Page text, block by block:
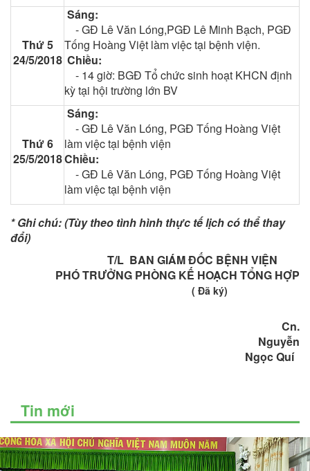
Thứ 5
24/5/2018
Sáng:
-GĐ Lê Văn Lóng,PGĐ Lê Minh Bạch, PGĐ
Tống Hoàng Việt làm việc tại bệnh viện.
Chiều:
- 14 giờ: BGĐ Tổ chức sinh hoạt KHCN định
kỳ tại hội trường lớn BV
Thứ 6
25/5/2018
Sáng:
- GĐ Lê Văn Lóng, PGĐ Tống Hoàng Việt
làm việc tại bệnh viện
Chiều:
- GĐ Lê Văn Lóng, PGĐ Tống Hoàng Việt
làm việc tại bệnh viện
* Ghi chú: (Tùy theo tình hình thực tế lịch có thể thay
đổi)
T/L BAN GIÁM ĐỐC BỆNH VIỆN
PHÓ TRƯỞNG PHÒNG KẾ HOẠCH TỔNG HỢP
( Đã ký)
Cn.
Nguyễn
Ngọc Quí
Tin mới